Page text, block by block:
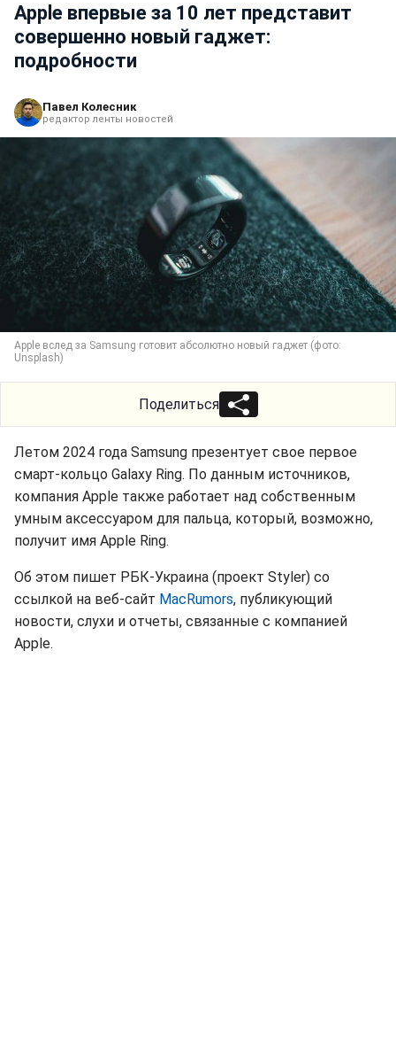
Apple впервые за 10 лет представит
совершенно новый гаджет:
подробности
Павел Колесник
редактор ленты новостей
Apple вслед за Samsung готовит абсолютно новый гаджет (фото:
Unsplash)
Поделиться
Летом 2024 года Samsung презентует свое первое
смарт-кольцо Galaxy Ring. По данным источников,
компания Apple также работает над собственным
умным аксессуаром для пальца, который, возможно,
получит имя Apple Ring.
Об этом пишет РБК-Украина (проект Styler) со
ссылкой на веб-сайт MacRumors, публикующий
новости, слухи и отчеты, связанные с компанией
Apple.